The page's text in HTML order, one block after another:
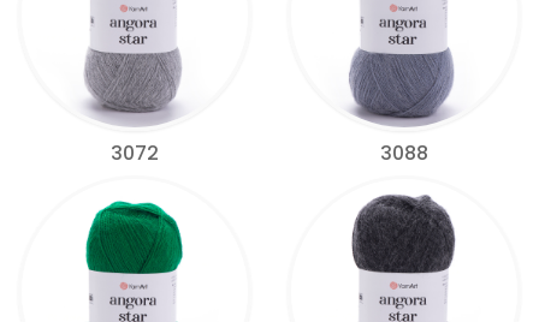
3072 3088